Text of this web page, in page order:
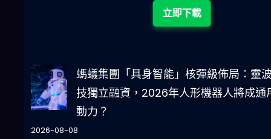
立即下載
螞蟻集團「具身智能」核彈級佈局：靈
技獨立融資，2026年人形機器人將成通
動力？
2026-08-08